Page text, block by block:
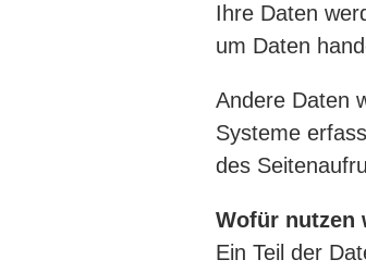
Ihre Daten
um Daten
Andere Daten
Systeme
des
Wofür nutzen
Ein Teil der